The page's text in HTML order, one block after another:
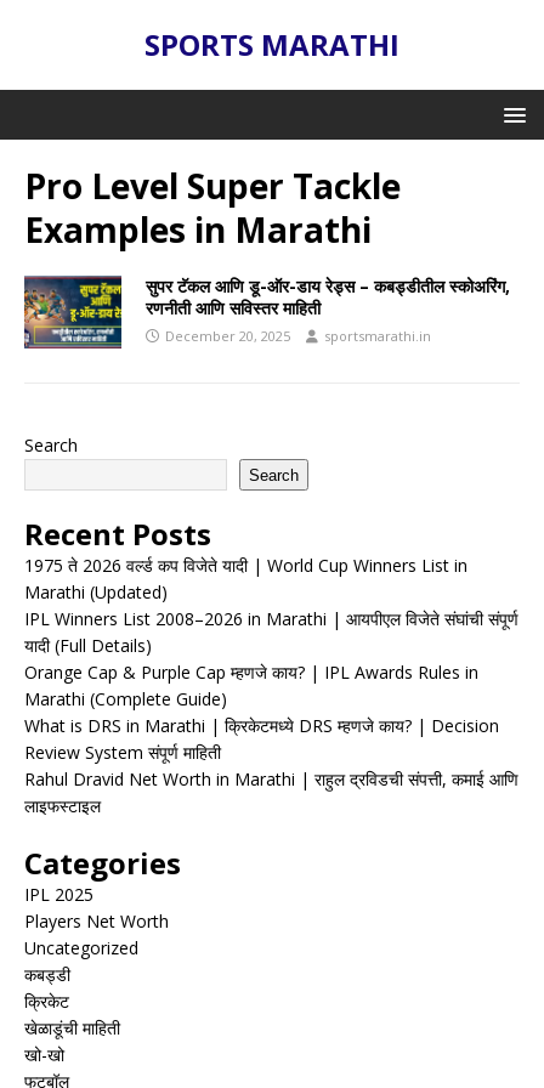
SPORTS MARATHI
Pro Level Super Tackle
Examples in Marathi
सुपर टॅकल आणि डू-ऑर-डाय रेड्स – कबड्डीतील स्कोअरिंग,
रणनीती आणि सविस्तर माहिती
December 20, 2025 sportsmarathi.in
Search
Search
Recent Posts
1975 ते 2026 वर्ल्ड कप विजेते यादी | World Cup Winners List in
Marathi (Updated)
IPL Winners List 2008–2026 in Marathi | आयपीएल विजेते संघांची संपूर्ण
यादी (Full Details)
Orange Cap & Purple Cap म्हणजे काय? | IPL Awards Rules in
Marathi (Complete Guide)
What is DRS in Marathi | क्रिकेटमध्ये DRS म्हणजे काय? | Decision
Review System संपूर्ण माहिती
Rahul Dravid Net Worth in Marathi | राहुल द्रविडची संपत्ती, कमाई आणि
लाइफस्टाइल
Categories
IPL 2025
Players Net Worth
Uncategorized
कबड्डी
क्रिकेट
खेळाडूंची माहिती
खो-खो
फुटबॉल